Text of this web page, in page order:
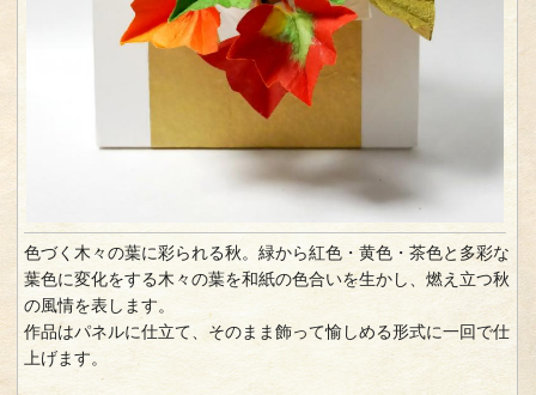
色づく木々の葉に彩られる秋。緑から紅色・黄色・茶色と多彩な
葉色に変化をする木々の葉を和紙の色合いを生かし、燃え立つ秋
の風情を表します。
作品はパネルに仕立て、そのまま飾って愉しめる形式に一回で仕
上げます。